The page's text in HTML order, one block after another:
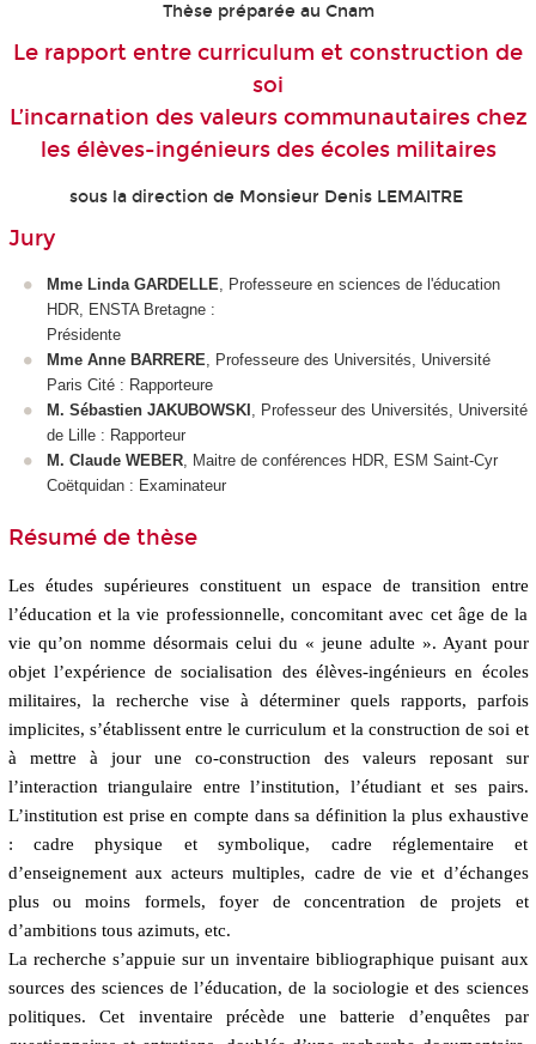
Thèse préparée au Cnam
Le rapport entre curriculum et construction de
soi
L’incarnation des valeurs communautaires chez
les élèves-ingénieurs des écoles militaires
sous la direction de Monsieur Denis LEMAITRE
Jury
Mme Linda GARDELLE, Professeure en sciences de l'éducation
HDR, ENSTA Bretagne :
Présidente
Mme Anne BARRERE, Professeure des Universités, Université
Paris Cité : Rapporteure
M. Sébastien JAKUBOWSKI , Professeur des Universités, Université
de Lille : Rapporteur
M. Claude WEBER, Maitre de conférences HDR, ESM Saint-Cyr
Coëtquidan : Examinateur
Résumé de thèse
Les études supérieures constituent un espace de transition entre
l’éducation et la vie professionnelle, concomitant avec cet âge de la
vie qu’on nomme désormais celui du « jeune adulte ». Ayant pour
objet l’expérience de socialisation des élèves-ingénieurs en écoles
militaires, la recherche vise à déterminer quels rapports, parfois
implicites, s’établissent entre le curriculum et la construction de soi et
à mettre à jour une co-construction des valeurs reposant sur
l’interaction triangulaire entre l’institution, l’étudiant et ses pairs.
L’institution est prise en compte dans sa définition la plus exhaustive
: cadre physique et symbolique, cadre réglementaire et
d’enseignement aux acteurs multiples, cadre de vie et d’échanges
plus ou moins formels, foyer de concentration de projets et
d’ambitions tous azimuts, etc.
La recherche s’appuie sur un inventaire bibliographique puisant aux
sources des sciences de l’éducation, de la sociologie et des sciences
politiques. Cet inventaire précède une batterie d’enquêtes par